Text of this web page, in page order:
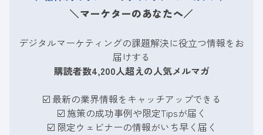
＼マーケターのあなたへ／
デジタルマーケティングの課題解決に役立つ情報をお
届けする
購読者数4,200人超えの人気メルマガ
☑️ 最新の業界情報をキャッチアップできる
☑️ 施策の成功事例や限定Tipsが届く
☑️ 限定ウェビナーの情報がいち早く届く